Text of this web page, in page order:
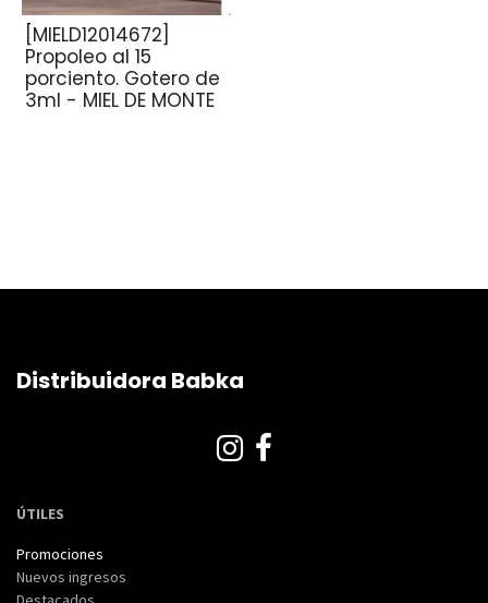
[MIELD12014672]
Propoleo al 15
porciento. Gotero de
3ml - MIEL DE MONTE
Distribuidora Babka
ÚTILES
Promociones
Nuevos ingresos